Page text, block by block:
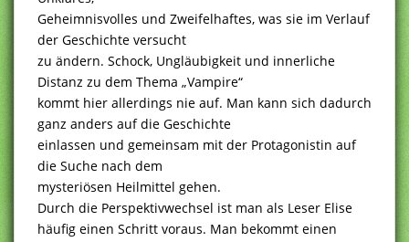
Geheimnisvolles und Zweifelhaftes, was sie im Verlauf
der Geschichte versucht
zu ändern. Schock, Ungläubigkeit und innerliche
Distanz zu dem Thema „Vampire“
kommt hier allerdings nie auf. Man kann sich dadurch
ganz anders auf die Geschichte
einlassen und gemeinsam mit der Protagonistin auf
die Suche nach dem
mysteriösen Heilmittel gehen.
Durch die Perspektivwechsel ist man als Leser Elise
häufig einen Schritt voraus. Man bekommt einen